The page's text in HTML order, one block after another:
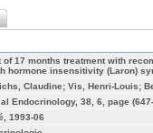
of 17 months treatment with
hormone insensitivity (Laron)
Claudine; Vis, Henri-Louis;
Endocrinology, 38, 6, page
1993-06